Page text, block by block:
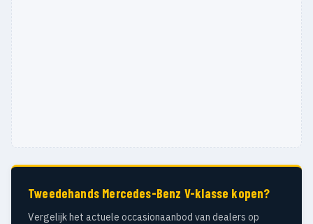
Tweedehands Mercedes-Benz V-klasse kopen?
Vergelijk het actuele occasionaanbod van dealers op